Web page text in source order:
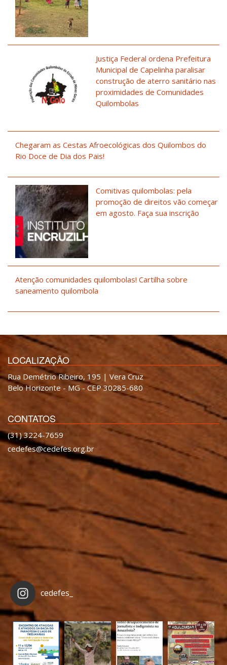
Justiça Federal ordena Prefeitura
Municipal de Capelinha paralisar
construção de aterro sanitário nas
proximidades de Comunidades
Quilombolas
Chegaram as Cestas Afroecológicas dos Quilombos do
Rio Doce de Dia dos Pais!
Comitivas quilombolas: pela
promoção de direitos vão começar
em agosto. Faça sua inscrição
Atenção comunidades quilombolas! Cartilha sobre
saneamento quilombola
LOCALIZAÇÃO
Rua Demétrio Ribeiro, 195 | Vera Cruz
Belo Horizonte - MG - CEP 30285-680
CONTATOS
(31) 3224-7659
cedefes@cedefes.org.br
cedefes_